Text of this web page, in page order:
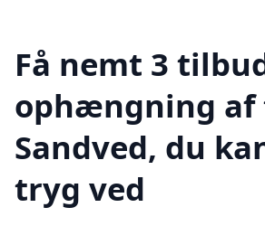
Få nemt 3
ophængning af
Sandved, du
tryg ved